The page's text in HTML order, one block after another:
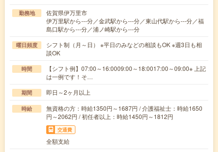
勤務地
佐賀県伊万里市
伊万里駅から---分／金武駅から---分／東山代駅から---分／福
島口駅から---分／浦ノ崎駅から---分
曜日頻度
シフト制（月～日） ※平日のみなどの相談もOK ※週3日も相
談OK
時間
【シフト例】07:00～16:0009:00～18:0017:00～09:00※ 上記
は一例です！そ…
期間 即日～2ヶ月以上
時給
無資格の方：時給1350円～1687円 / 介護福祉士：時給1650
円～2062円 / 初任者以上：時給1450円～1812円
交通費
全額支給